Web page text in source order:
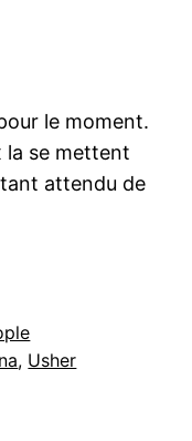
le moment.
la se mettent
attendu de
, Usher